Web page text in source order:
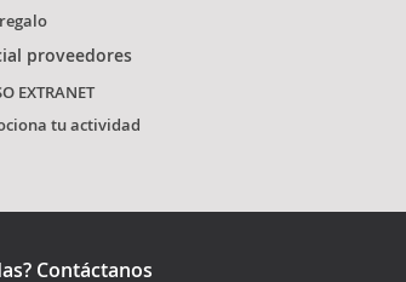
proveedores
EXTRANET
tu actividad
Contáctanos